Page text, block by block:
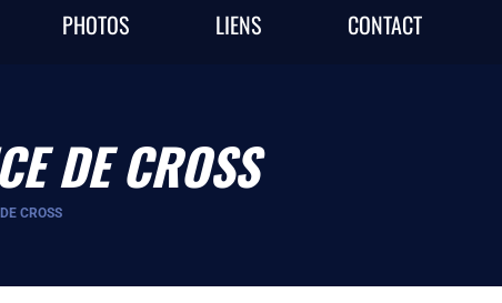
PHOTOS LIENS CONTACT
DE CROSS
CROSS